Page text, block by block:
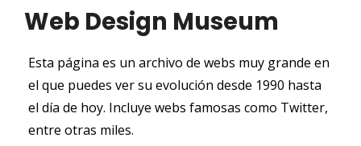
Web Design Museum
Esta página es un archivo de webs muy grande en
el que puedes ver su evolución desde 1990 hasta
el día de hoy. Incluye webs famosas como Twitter,
entre otras miles.